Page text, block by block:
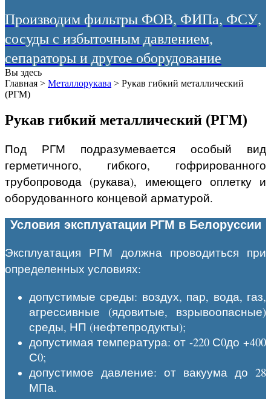
Производим фильтры ФОВ, ФИПа, ФСУ,
сосуды с избыточным давлением,
сепараторы и другое оборудование
Вы здесь
Главная > Металлорукава > Рукав гибкий металлический
(РГМ)
Рукав гибкий металлический (РГМ)
Под РГМ подразумевается особый вид
герметичного, гибкого, гофрированного
трубопровода (рукава), имеющего оплетку и
оборудованного концевой арматурой.
Условия эксплуатации РГМ в Белоруссии
Эксплуатация РГМ должна проводиться при
определенных условиях:
допустимые среды: воздух, пар, вода, газ,
агрессивные (ядовитые, взрывоопасные)
среды, НП (нефтепродукты);
допустимая температура: от -220 С0до +400
С0;
допустимое давление: от вакуума до 28
МПа.